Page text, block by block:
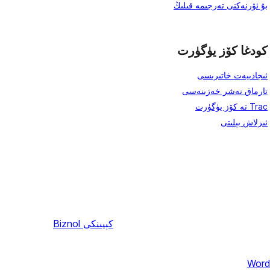
بۇ ئۆرنەكنى تەرجىمە قىلىڭ
كودغا كۆز يۈگۈرت
ئىجادىيەت خاتىرىسى
تارماق نەشر خەزىنەسى
Trac تە كۆز يۈگۈرت
ئىزلاش بېلىتى
كېيىنكى Biznol